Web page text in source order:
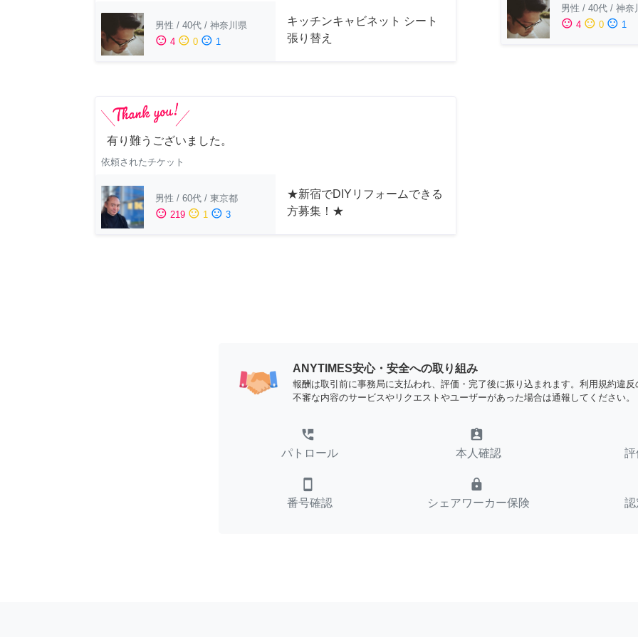
男性 / 40代 / 神奈川県
sentiment_satisfied 4 sentiment_neutral 0 sentiment_dissatisfied 1
キッチンキャビネット シート
張り替え
男性 / 40代 / 神奈
sentiment_satisfied 4 sentiment_neutral 0 sentiment_dissatisfied 1
有り難うございました。
依頼されたチケット
男性 / 60代 / 東京都
sentiment_satisfied 219 sentiment_neutral 1 sentiment_dissatisfied 3
★新宿でDIYリフォームできる
方募集！★
ANYTIMES安心・安全への取り組み
報酬は取引前に事務局に支払われ、評価・完了後に振り込まれます。利用規約違反
不審な内容のサービスやリクエストやユーザーがあった場合は通報してください。
perm_phone_msg
パトロール
assignment_ind
本人確認
smartphone
番号確認
lock
シェアワーカー保険